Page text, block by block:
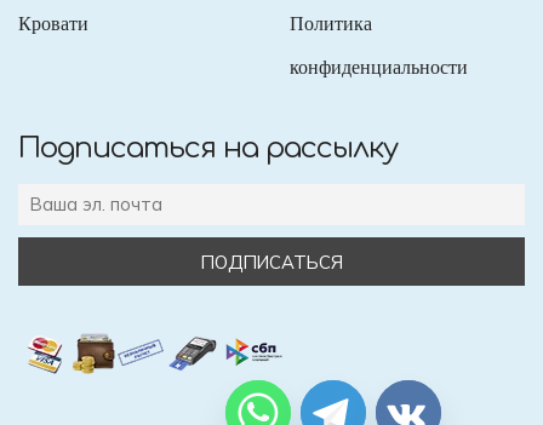
Кровати Политика
конфиденциальности
Подписаться на рассылку